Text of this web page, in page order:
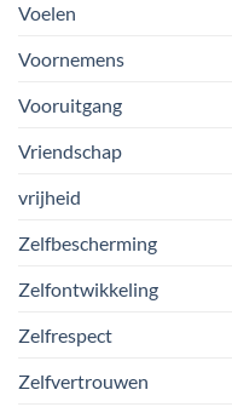
Voelen
Voornemens
Vooruitgang
Vriendschap
vrijheid
Zelfbescherming
Zelfontwikkeling
Zelfrespect
Zelfvertrouwen